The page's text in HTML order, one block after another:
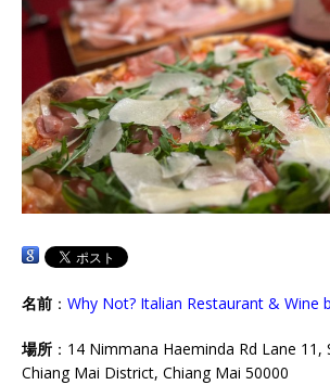
名前 ： Why Not? Italian Restaurant & Wine
場所 ：14 Nimmana Haeminda Rd Lane
Chiang Mai District, Chiang Mai 50000